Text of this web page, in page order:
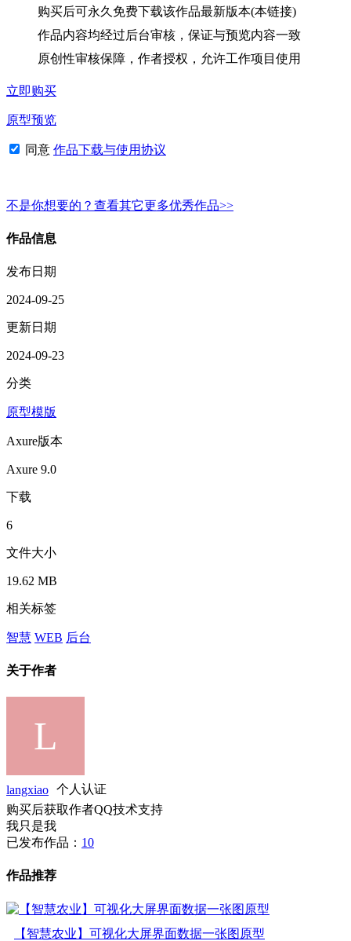
购买后可永久免费下载该作品最新版本(本链接)
作品内容均经过后台审核，保证与预览内容一致
原创性审核保障，作者授权，允许工作项目使用
立即购买
原型预览
同意 作品下载与使用协议
不是你想要的？查看其它更多优秀作品>>
作品信息
发布日期
2024-09-25
更新日期
2024-09-23
分类
原型模版
Axure版本
Axure 9.0
下载
6
文件大小
19.62 MB
相关标签
智慧 WEB 后台
关于作者
langxiao
个人认证
购买后获取作者QQ技术支持
我只是我
已发布作品： 10
作品推荐
【智慧农业】可视化大屏界面数据一张图原型